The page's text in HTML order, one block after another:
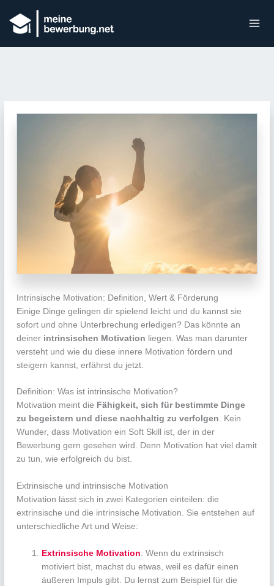
Intrinsische Motivation: Definition, Wert & Förderung
Einige Dinge gelingen dir spielend leicht und du kannst sie
sofort und ohne Unterbrechung erledigen? Das könnte an
deiner intrinsischen Motivation liegen. Was man darunter
versteht und wie du diese innere Motivation fördern und
steigern kannst, erfährst du jetzt.
Definition: Was ist intrinsische Motivation?
Motivation meint die Fähigkeit, sich für bestimmte Dinge
zu begeistern und diese nachhaltig zu verfolgen. Kein
Wunder, dass Motivation ein Soft Skill ist, der in der
Bewerbung gern gesehen wird. Denn Motivation hat viel damit
zu tun, wie erfolgreich du bist.
Extrinsische und intrinsische Motivation
Motivation lässt sich in zwei Kategorien einteilen: die
extrinsische und die intrinsische Motivation. Sie entstehen auf
unterschiedliche Art und Weise:
Extrinsische Motivation: Wenn du extrinsisch
motiviert bist, machst du etwas, weil es dafür einen
äußeren Impuls gibt. Du lernst zum Beispiel für die